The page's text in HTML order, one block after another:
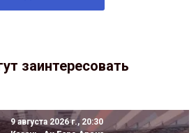
заинтересовать
9 августа 2026 г., 20:30